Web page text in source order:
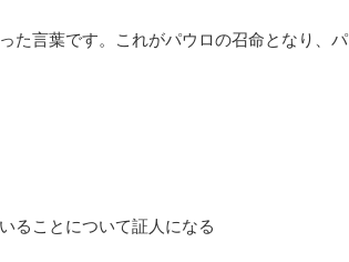
た言葉です。これがパウロの召命となり、パ
ることについて証人になる